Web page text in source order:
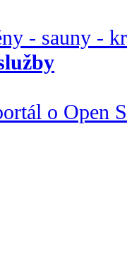
- sauny -
o Open